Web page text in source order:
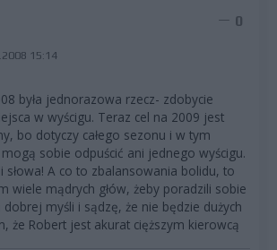
15:14
0
była jednorazowa rzecz- zdobycie
w wyścigu. Teraz cel na 2009 jest
bo dotyczy całego sezonu i w tym
sobie odpuścić ani jednego wyścigu.
słowa! A co to zbalansowania bolidu, to
wiele mądrych głów, żeby poradzili sobie
myśli i sądzę, że nie będzie dużych
że Robert jest akurat cięższym kierowcą